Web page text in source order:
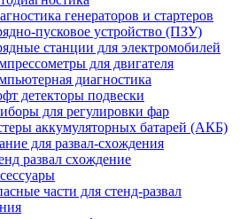
генераторов и стартеров
пусковое устройство (ПЗУ)
станции для электромобилей
для двигателя
диагностика
детекторы подвески
для peгулиpoвки фap
аккумуляторных батарей (АКБ)
для paзвaл-cxoждeния
paзвaл cxoждeниe
части для стенд-развал